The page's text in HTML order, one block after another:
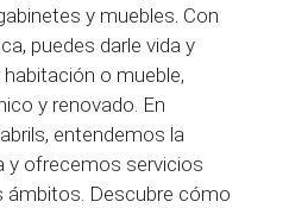
y muebles. Con
puedes darle vida y
o mueble,
y renovado. En
entendemos la
y ofrecemos servicios
ámbitos. Descubre cómo